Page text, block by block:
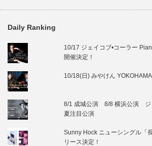
Daily Ranking
10/17 ジェイコブ•コーラー
開催決定！
10/18(日) みやけん
8/1 成城公演 8/8 横浜公演 ジ
夏注目公演
Sunny Hock ニューシングル「
リース決定！